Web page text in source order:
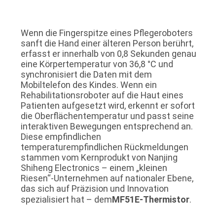
UNS
VERBINDUNG
NACHRICHTEN
BLOG
FORDERN
SIE EIN
ZITAT
Wenn die Fingerspitze eines Pflegeroboters
sanft die Hand einer älteren Person berührt,
erfasst er innerhalb von 0,8 Sekunden genau
eine Körpertemperatur von 36,8 °C und
synchronisiert die Daten mit dem
Mobiltelefon des Kindes. Wenn ein
Rehabilitationsroboter auf die Haut eines
Patienten aufgesetzt wird, erkennt er sofort
die Oberflächentemperatur und passt seine
interaktiven Bewegungen entsprechend an.
Diese empfindlichen
temperaturempfindlichen Rückmeldungen
stammen vom Kernprodukt von Nanjing
Shiheng Electronics – einem „kleinen
Riesen“-Unternehmen auf nationaler Ebene,
das sich auf Präzision und Innovation
spezialisiert hat – demMF51E-Thermistor.